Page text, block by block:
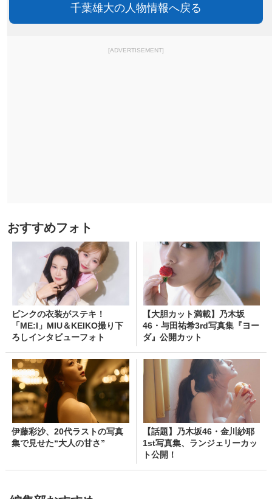
千葉雄大の人物情報へ戻る
[ADVERTISEMENT]
おすすめフォト
ピンクの衣装がステキ！
「ME:I」MIU＆KEIKO撮り下
ろしインタビューフォト
【大胆カット満載】乃木坂
46・与田祐希3rd写真集『ヨー
ダ』公開カット
伊藤彩沙、20代ラストの写真
集で見せた“大人の甘さ”
【話題】乃木坂46・金川紗耶
1st写真集、ランジェリーカッ
ト公開！